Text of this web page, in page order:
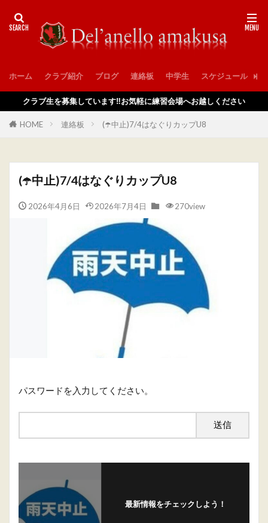
ホーム クラブ紹介 ブログ 連絡板 中学生 スケジュール
クラブ生を募集しています‼️お気軽に練習会場へお越しください
HOME 連絡板 (☂️中止)7/4はなぐりカップU8
(☂️中止)7/4はなぐりカップU8
2026年4月6日 2026年7月4日 270view
パスワードを入力してください。
最新情報をチェックしよう！